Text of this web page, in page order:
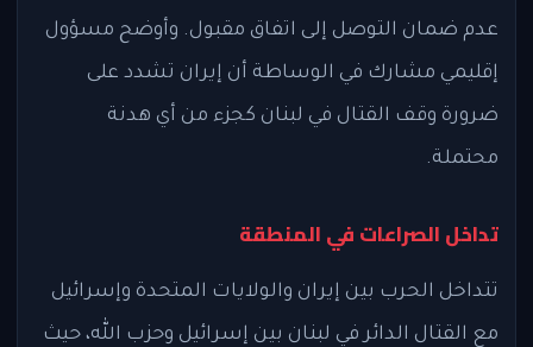
عدم ضمان التوصل إلى اتفاق مقبول. وأوضح مسؤول
إقليمي مشارك في الوساطة أن إيران تشدد على
ضرورة وقف القتال في لبنان كجزء من أي هدنة
محتملة.
تداخل الصراعات في المنطقة
تتداخل الحرب بين إيران والولايات المتحدة وإسرائيل
مع القتال الدائر في لبنان بين إسرائيل وحزب الله، حيث